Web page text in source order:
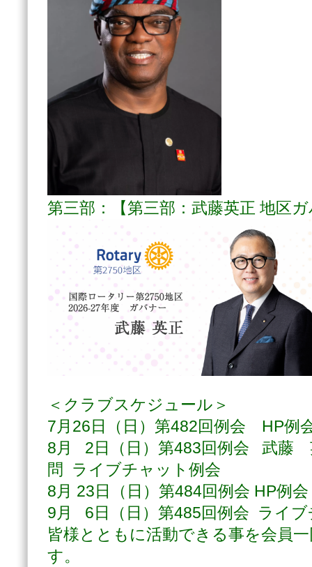
第三部：【第三部：武藤英正 地区
＜クラブスケジュール＞
7月26日（日）第482回例会 HP例
8月 2日（日）第483回例会 武藤
問 ライブチャット例会
8月 23日（日）第484回例会 HP例会
9月 6日（日）第485回例会 ライブ
皆様とともに活動できる事を会員
す。